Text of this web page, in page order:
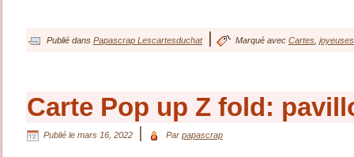
Publié dans Papascrap Lescartesduchat Marqué avec Cartes
Carte Pop up Z fold:
Publié le mars 16, 2022 Par papascrap